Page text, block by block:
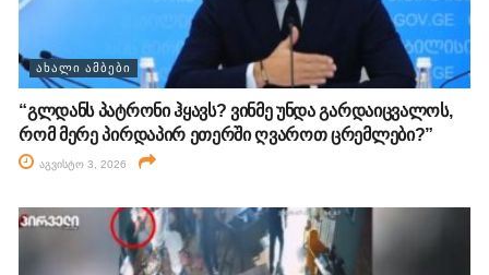
ᲐᲮᲐᲚᲘ ᲐᲛᲑᲔᲑᲘ
“გლდანს პატრონი ჰყავს? ვინმე უნდა გარდაიცვალოს,
რომ მერე პირდაპირ ეთერში ღვაროთ ცრემლები?”
აგვისტო 3, 2026